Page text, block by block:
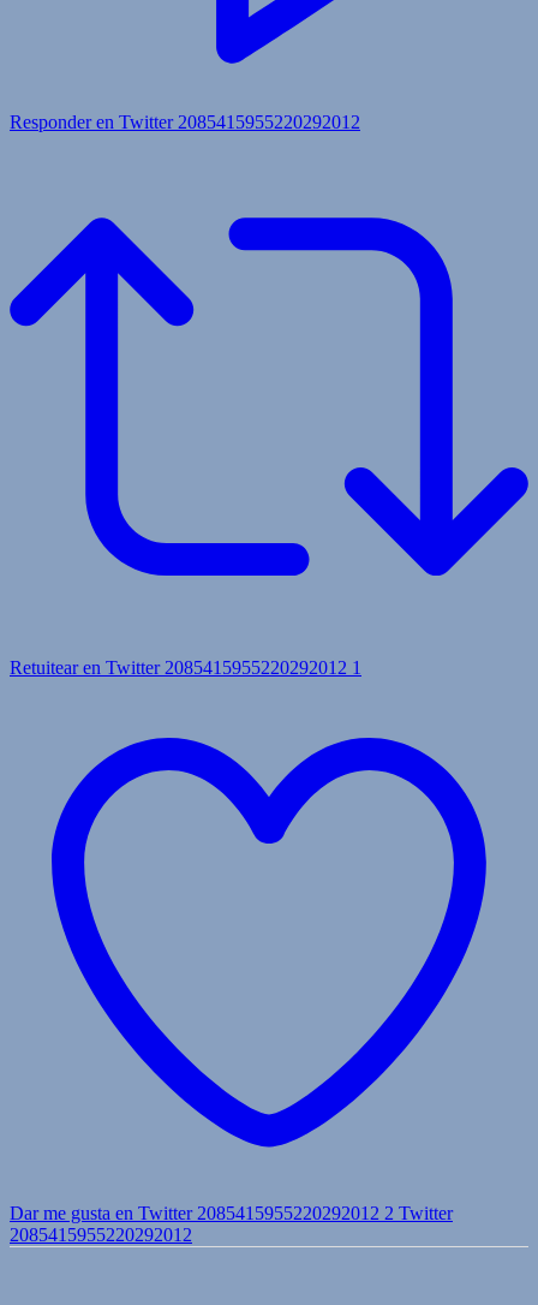
Responder en Twitter 2085415955220292012
Retuitear en Twitter 2085415955220292012 1
Dar me gusta en Twitter 2085415955220292012 2 Twitter
2085415955220292012